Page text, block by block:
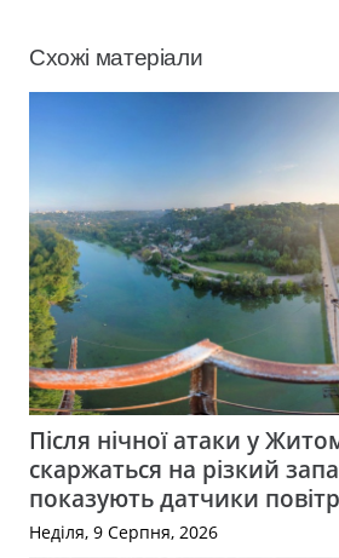
Схожі матеріали
Після нічної атаки у
скаржаться на різкий
показують датчики
Неділя, 9 Серпня, 2026